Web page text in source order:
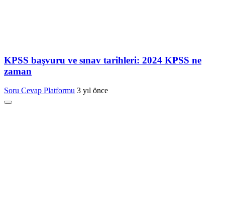
KPSS başvuru ve sınav tarihleri: 2024 KPSS ne
zaman
Soru Cevap Platformu 3 yıl önce